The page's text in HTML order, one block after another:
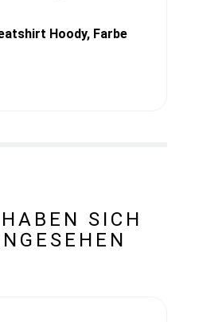
Hoody, Farbe
SICH